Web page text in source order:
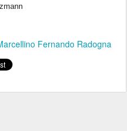
Fernando Radogna